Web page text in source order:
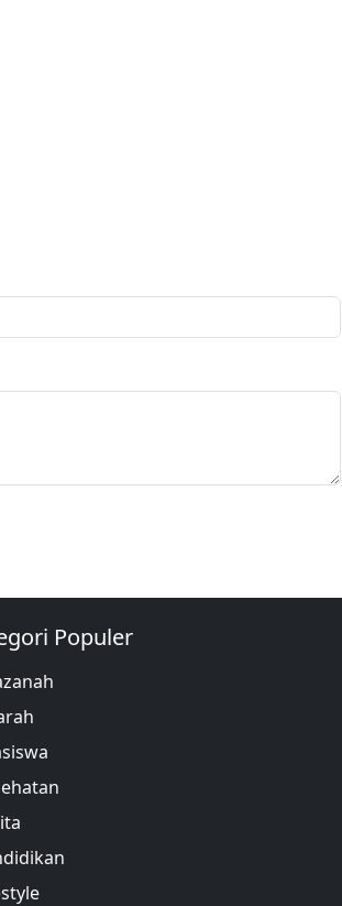
Populer